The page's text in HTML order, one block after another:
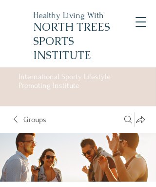
Healthy Living With
NORTH TREES
SPORTS
INSTITUTE
International Sporty Lifestyle
Promoting Institute
Groups